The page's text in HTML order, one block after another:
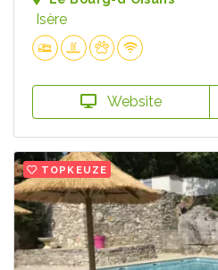
Isère
Website
TOPKEUZE